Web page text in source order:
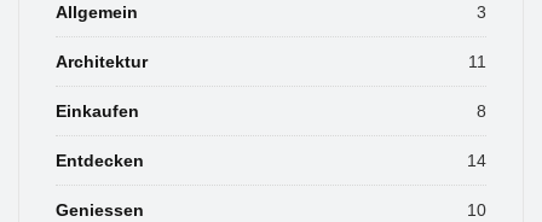
Allgemein 3
Architektur 11
Einkaufen 8
Entdecken 14
Geniessen 10